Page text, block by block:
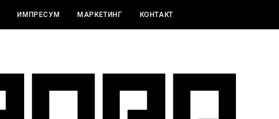
ИМПРЕСУМ МАРКЕТИНГ КОНТАКТ